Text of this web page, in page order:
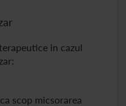
in cazul
scop micsorarea